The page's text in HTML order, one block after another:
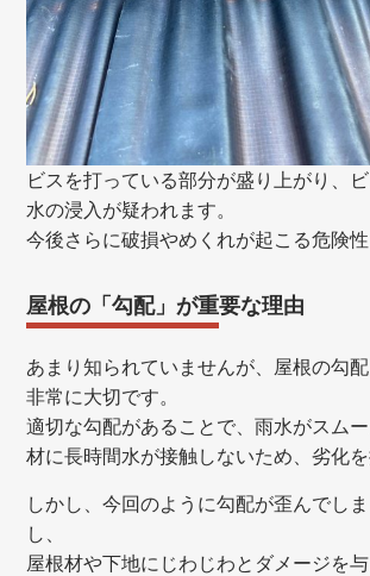
ビスを打っている部分が盛り上がり、
水の浸入が疑われます。
今後さらに破損やめくれが起こる危険性
屋根の「勾配」が重要な理由
あまり知られていませんが、屋根の勾
非常に大切です。
適切な勾配があることで、雨水がスム
材に長時間水が接触しないため、劣化を
しかし、今回のように勾配が歪んでし
し、
屋根材や下地にじわじわとダメージを